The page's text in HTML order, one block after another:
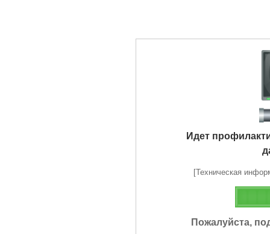
Идет
[Техническая
Пожалуйста,